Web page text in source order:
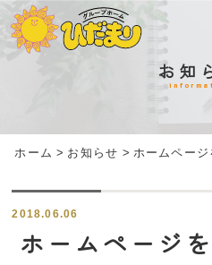
お知
ホーム > お知らせ > ホームページ
2018.06.06
ホームページ